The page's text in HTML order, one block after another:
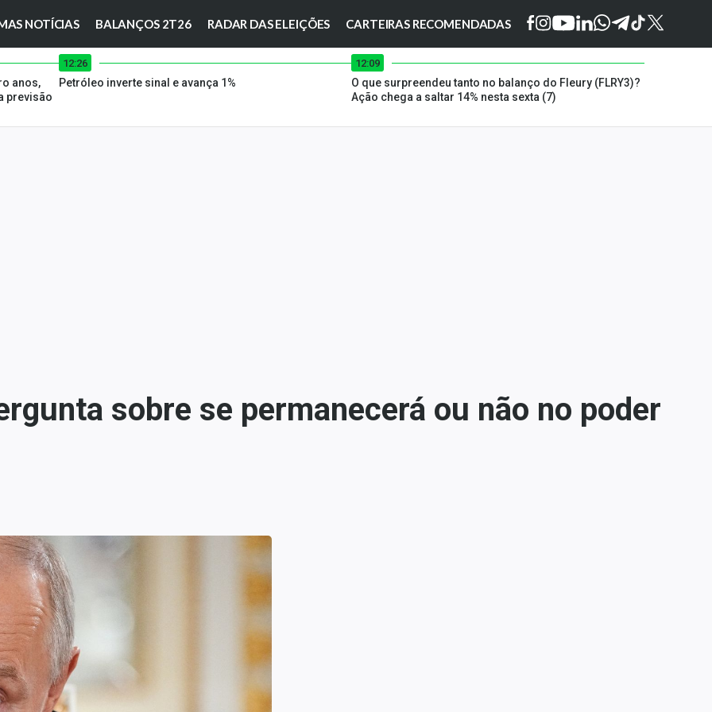
NOTÍCIAS BALANÇOS 2T26 RADAR DAS ELEIÇÕES CARTEIRAS RECOMENDADAS
anos,
previsão
12:26
Petróleo inverte sinal e avança 1%
12:09
O que surpreendeu tanto no balanço do Fleury (FLRY3)?
Ação chega a saltar 14% nesta sexta (7)
sobre se permanecerá ou não no poder